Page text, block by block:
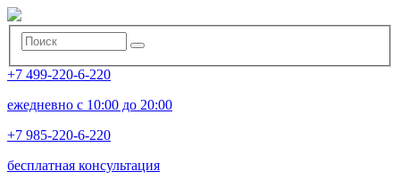
+7 499-220-6-220
ежедневно с 10:00 до 20:00
+7 985-220-6-220
бесплатная консультация